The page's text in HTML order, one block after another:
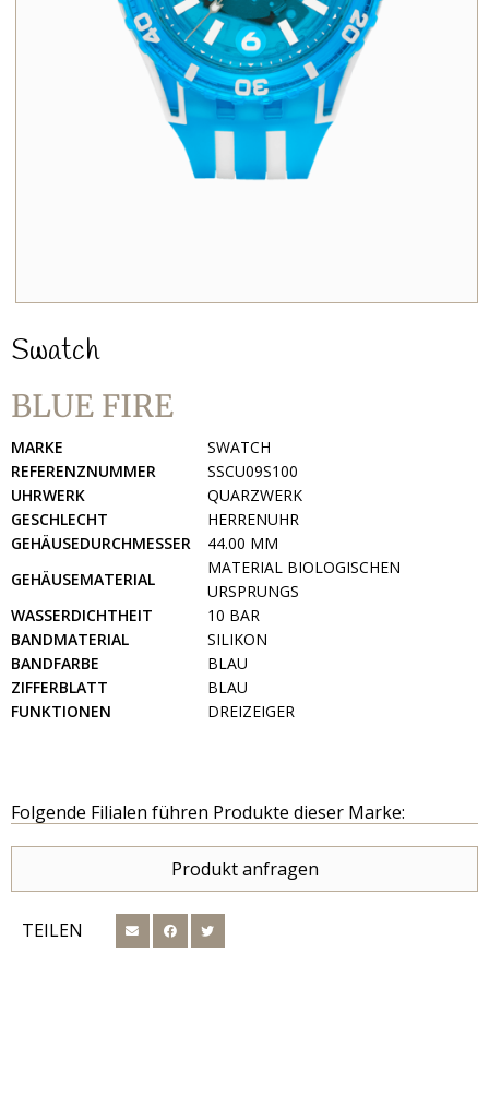
Swatch
BLUE FIRE
MARKE
SWATCH
REFERENZNUMMER
SSCU09S100
UHRWERK
QUARZWERK
GESCHLECHT
HERRENUHR
GEHÄUSEDURCHMESSER
44.00 MM
GEHÄUSEMATERIAL
MATERIAL BIOLOGISCHEN
URSPRUNGS
WASSERDICHTHEIT
10 BAR
BANDMATERIAL
SILIKON
BANDFARBE
BLAU
ZIFFERBLATT
BLAU
FUNKTIONEN
DREIZEIGER
Folgende Filialen führen Produkte dieser Marke:
Produkt anfragen
TEILEN